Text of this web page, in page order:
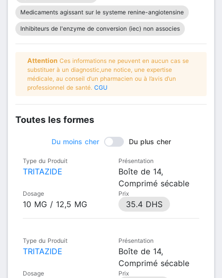
Medicaments agissant sur le systeme renine-angiotensine
Inhibiteurs de l'enzyme de conversion (iec) non associes
Attention Ces informations ne peuvent en aucun cas se
substituer à un diagnostic,une notice, une expertise
médicale, au conseil d’un pharmacien ou à l’avis d’un
professionnel de santé. CGU
Toutes les formes
Du moins cher Du plus cher
Type du Produit
TRITAZIDE
Présentation
Boîte de 14,
Comprimé sécable
Dosage
10 MG / 12,5 MG
Prix
35.4 DHS
Type du Produit
TRITAZIDE
Présentation
Boîte de 14,
Comprimé sécable
Dosage Prix